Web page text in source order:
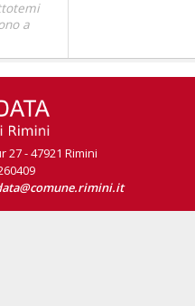
a
27 - 47921 Rimini